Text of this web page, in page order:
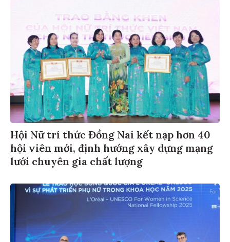
Hội Nữ trí thức Đồng Nai kết nạp hơn 40
hội viên mới, định hướng xây dựng mạng
lưới chuyên gia chất lượng